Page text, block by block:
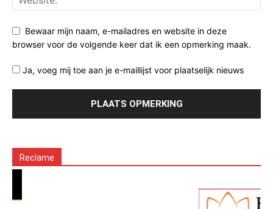
Bewaar mijn naam, e-mailadres en website in deze
browser voor de volgende keer dat ik een opmerking maak.
Ja, voeg mij toe aan je e-maillijst voor plaatselijk nieuws
Reclame